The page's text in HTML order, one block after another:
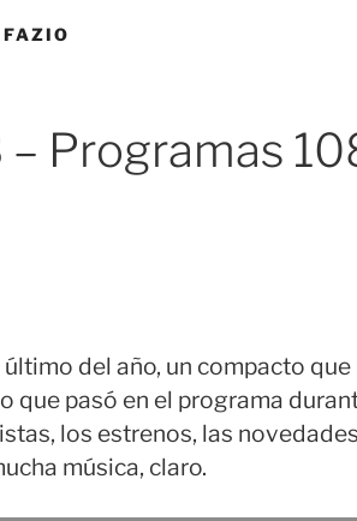
Programas
del año, un compacto que
que pasó en el programa
los estrenos, las
música, claro.